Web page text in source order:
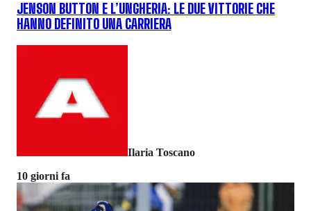
JENSON BUTTON E L’UNGHERIA: LE DUE VITTORIE CHE
HANNO DEFINITO UNA CARRIERA
Ilaria Toscano
10 giorni fa